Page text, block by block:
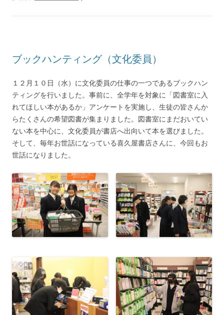
ブックハンティング（文化委員）
１２月１０日（水）に文化委員の仕事の一つであるブックハン
ティングを行いました。事前に、全学年を対象に「図書室に入
れてほしい本があるか」アンケートを実施し、生徒の皆さんか
らたくさんの希望図書が集まりました。図書室にまだおいてい
ない本を中心に、文化委員が書店へ出向いて本を選びました。
そして、毎年お世話になっている喜久屋書店さんに、今回もお
世話になりました。